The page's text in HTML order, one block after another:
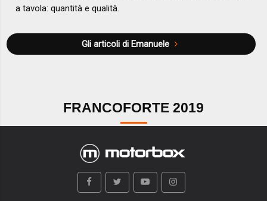
a tavola: quantità e qualità.
Gli articoli di Emanuele
FRANCOFORTE 2019